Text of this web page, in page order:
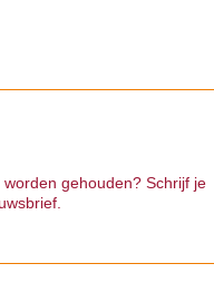
gehouden? Schrijf je